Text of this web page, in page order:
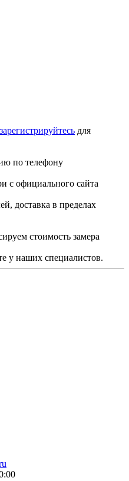
зарегистрируйтесь для
по телефону
с официального сайта
доставка в пределах
стоимость замера
у наших специалистов.